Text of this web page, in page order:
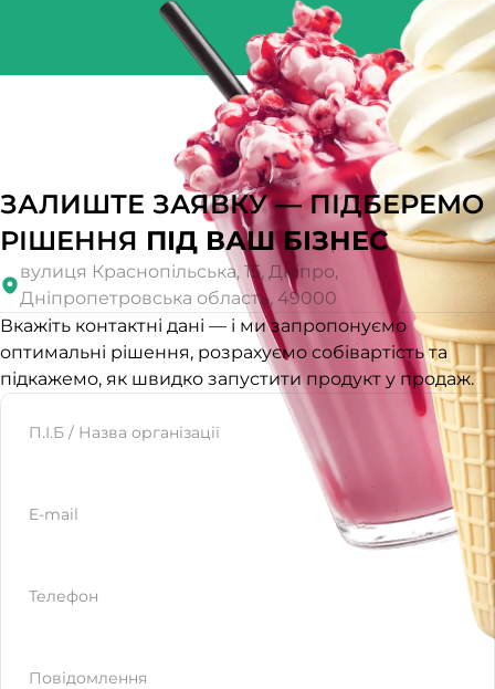
ЗАЛИШТЕ ЗАЯВКУ — ПІДБЕРЕМО
РІШЕННЯ ПІД ВАШ БІЗНЕС
вулиця Краснопільська, 15, Дніпро,
Дніпропетровська область, 49000
Вкажіть контактні дані — і ми запропонуємо
оптимальні рішення, розрахуємо собівартість та
підкажемо, як швидко запустити продукт у продаж.
П.І.Б / Назва організації
E-mail
Телефон
Повідомлення
Website